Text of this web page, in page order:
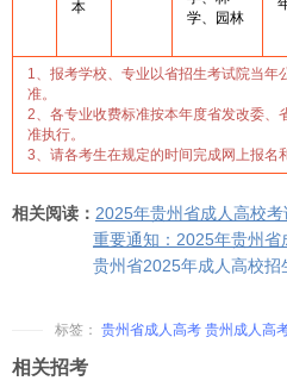
本
学、园林
1、报考学校、专业以省招生考试院当年
准
2、各专业收费标准按本年度省发改委、
准执行。
3、请各考生在规定的时间完成网上报名
相关阅读： 2025年贵州省成人高校
重要通知：2025年贵州
贵州省2025年成人高校
标签： 贵州省成人高考 贵州成人高
相关招考